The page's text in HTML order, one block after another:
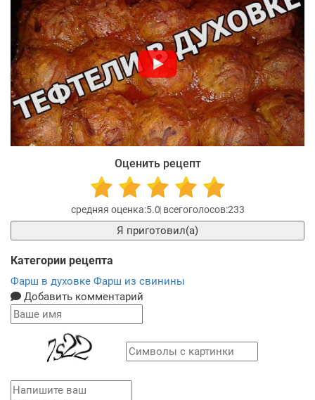
Оценить рецепт
5.0 233
Я приготовил(а)
Категории рецепта
Фарш в духовке Фарш из свинины
Добавить комментарий